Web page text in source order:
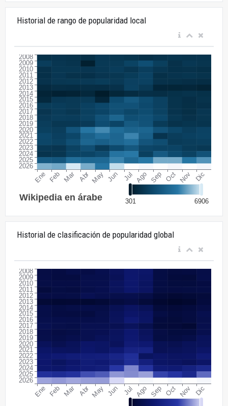
Historial de rango de popularidad local
Historial de clasificación de popularidad global